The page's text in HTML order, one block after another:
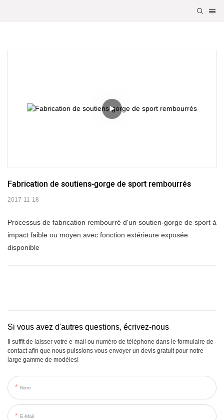
Fabrication de soutiens-gorge de sport rembourrés
2017-11-18
Processus de fabrication rembourré d'un soutien-gorge de sport à
impact faible ou moyen avec fonction extérieure exposée
disponible
Si vous avez d'autres questions, écrivez-nous
Il suffit de laisser votre e-mail ou numéro de téléphone dans le formulaire de
contact afin que nous puissions vous envoyer un devis gratuit pour notre
large gamme de modèles!
Nom
E-Mail